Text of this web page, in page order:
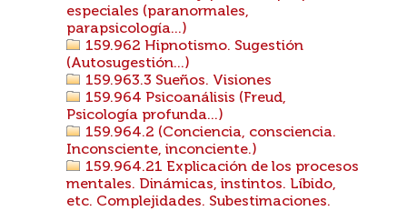
especiales (paranormales,
parapsicología...)
159.962 Hipnotismo. Sugestión
(Autosugestión...)
159.963.3 Sueños. Visiones
159.964 Psicoanálisis (Freud,
Psicología profunda...)
159.964.2 (Conciencia, consciencia.
Inconsciente, inconciente.)
159.964.21 Explicación de los procesos
mentales. Dinámicas, instintos. Líbido,
etc. Complejidades. Subestimaciones.